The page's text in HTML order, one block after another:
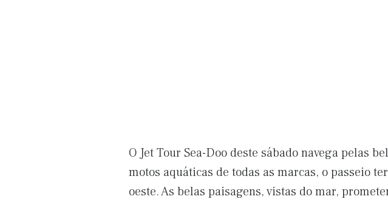
O Jet Tour Sea-Doo deste sábado navega pelas
motos aquáticas de todas as marcas, o passeio
oeste. As belas paisagens, vistas do mar,